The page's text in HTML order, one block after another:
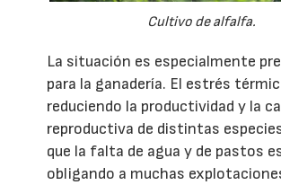
Cultivo de alfalfa.
La situación es especialmente
para la ganadería. El estrés
reduciendo la productividad y la
reproductiva de distintas
que la falta de agua y de pastos
obligando a muchas